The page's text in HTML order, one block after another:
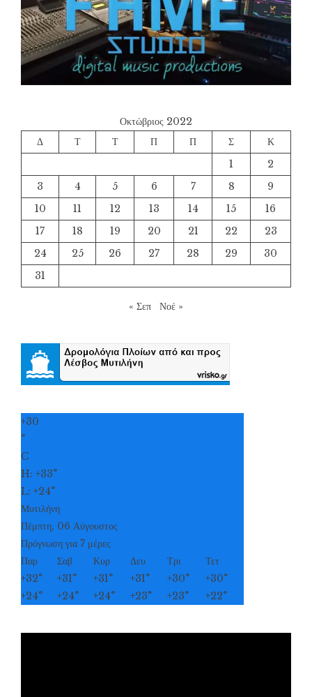
Οκτώβριος 2022
Δ
Τ Τ Π Π Σ
Κ
1
2
3
4 5 6 7 8
9
10
11 12 13 14 15
16
17
18 19 20 21 22
23
24
25 26 27 28 29
30
31
« Σεπ Νοέ »
+30
°
C
H: +33°
L: +24°
Μυτιλήνη
Πέμπτη, 06 Αύγουστος
Πρόγνωση για 7 μέρες
Παρ
Σαβ Κυρ Δευ Τρι
Τετ
+32° +31° +31° +31° +30° +30°
+24° +24° +24° +23° +23° +22°